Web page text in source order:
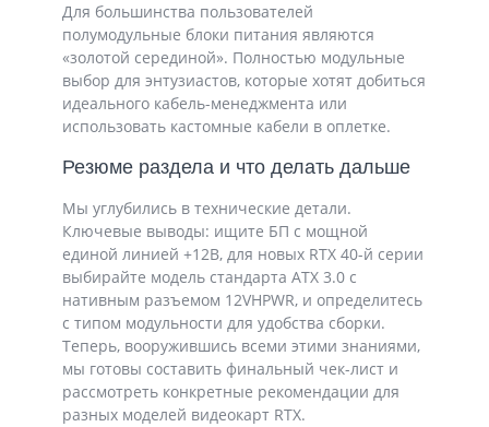
Для большинства пользователей
полумодульные блоки питания являются
«золотой серединой». Полностью модульные
выбор для энтузиастов, которые хотят добиться
идеального кабель-менеджмента или
использовать кастомные кабели в оплетке.
Резюме раздела и что делать дальше
Мы углубились в технические детали.
Ключевые выводы: ищите БП с мощной
единой линией +12В, для новых RTX 40-й серии
выбирайте модель стандарта ATX 3.0 с
нативным разъемом 12VHPWR, и определитесь
с типом модульности для удобства сборки.
Теперь, вооружившись всеми этими знаниями,
мы готовы составить финальный чек-лист и
рассмотреть конкретные рекомендации для
разных моделей видеокарт RTX.